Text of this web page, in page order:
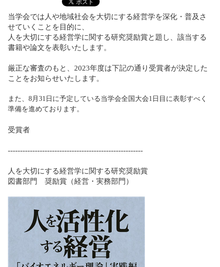
当学会では人や地域社会を大切にする経営学を深化・普及さ
せていくことを目的に、
人を大切にする経営学に関する研究奨励賞と題し、該当する
書籍や論文を表彰いたします。
厳正な審査のもと、2023年度は下記の通り受賞者が決定した
ことをお知らせいたします。
また、8月31日に予定している当学会全国大会1日目に表彰すべく
準備を進めております。
受賞者
-------------------------------------------------------
人を大切にする経営学に関する研究奨励賞
図書部門 奨励賞（経営・実務部門）